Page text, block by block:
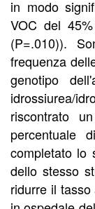
in modo
VOC del
(P=.010)).
frequenza
genotipo
idrossiurea/
riscontrato
percentuale
completato lo
dello stesso
ridurre il